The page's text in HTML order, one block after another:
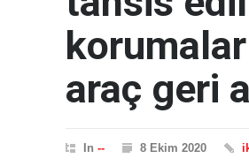
araç geri
In -- 8 Ekim 2020